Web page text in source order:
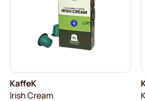
KaffeK
Irish Cream